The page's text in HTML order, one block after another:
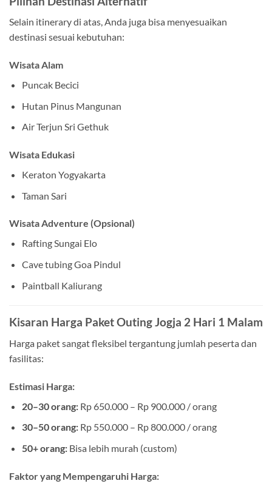
Selain itinerary di atas, Anda juga bisa menyesuaikan
destinasi sesuai kebutuhan:
Wisata Alam
Puncak Becici
Hutan Pinus Mangunan
Air Terjun Sri Gethuk
Wisata Edukasi
Keraton Yogyakarta
Taman Sari
Wisata Adventure (Opsional)
Rafting Sungai Elo
Cave tubing Goa Pindul
Paintball Kaliurang
Kisaran Harga Paket Outing Jogja 2 Hari 1 Malam
Harga paket sangat fleksibel tergantung jumlah peserta dan
fasilitas:
Estimasi Harga:
20–30 orang:Rp 650.000 – Rp 900.000 / orang
30–50 orang:Rp 550.000 – Rp 800.000 / orang
50+ orang:Bisa lebih murah (custom)
Faktor yang Mempengaruhi Harga: